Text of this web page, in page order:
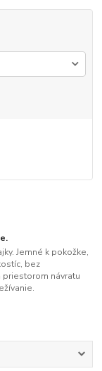
Jemné k pokožke,
bez
návratu